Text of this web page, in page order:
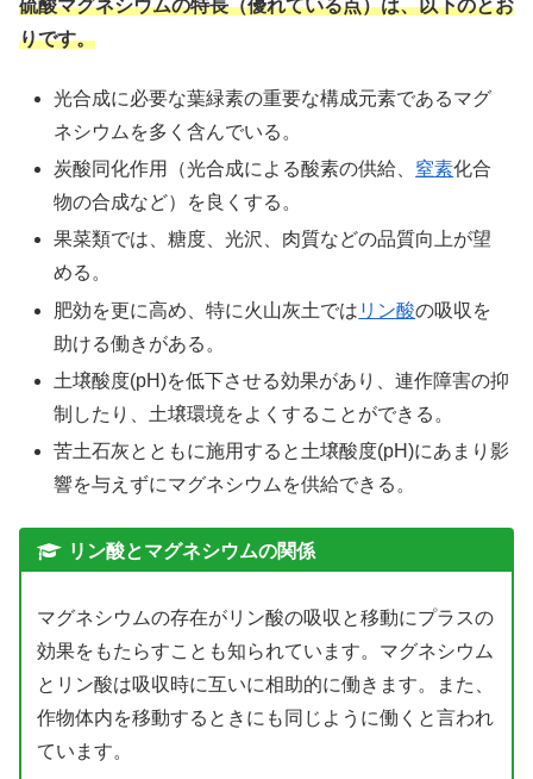
硫酸マグネシウムの特長（優れている点）は、以下のとお
りです。
光合成に必要な葉緑素の重要な構成元素であるマグ
ネシウムを多く含んでいる。
炭酸同化作用（光合成による酸素の供給、 窒素化合
物の合成など）を良くする。
果菜類では、糖度、光沢、肉質などの品質向上が望
める。
肥効を更に高め、特に火山灰土では リン酸の吸収を
助ける働きがある。
土壌酸度(pH)を低下させる効果があり、連作障害の抑
制したり、土壌環境をよくすることができる。
苦土石灰とともに施用すると土壌酸度(pH)にあまり影
響を与えずにマグネシウムを供給できる。
リン酸とマグネシウムの関係
マグネシウムの存在がリン酸の吸収と移動にプラスの
効果をもたらすことも知られています。マグネシウム
とリン酸は吸収時に互いに相助的に働きます。また、
作物体内を移動するときにも同じように働くと言われ
ています。